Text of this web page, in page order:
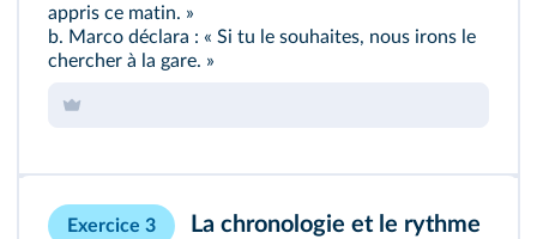
appris ce matin. »
b. Marco déclara : « Si tu le souhaites, nous irons le
chercher à la gare. »
Exercice 3
La chronologie et le rythme